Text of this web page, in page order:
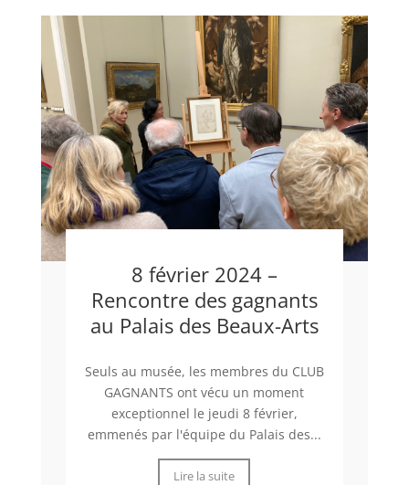
8 février 2024 –
Rencontre des gagnants
au Palais des Beaux-Arts
Seuls au musée, les membres du CLUB
GAGNANTS ont vécu un moment
exceptionnel le jeudi 8 février,
emmenés par l'équipe du Palais des...
Lire la suite